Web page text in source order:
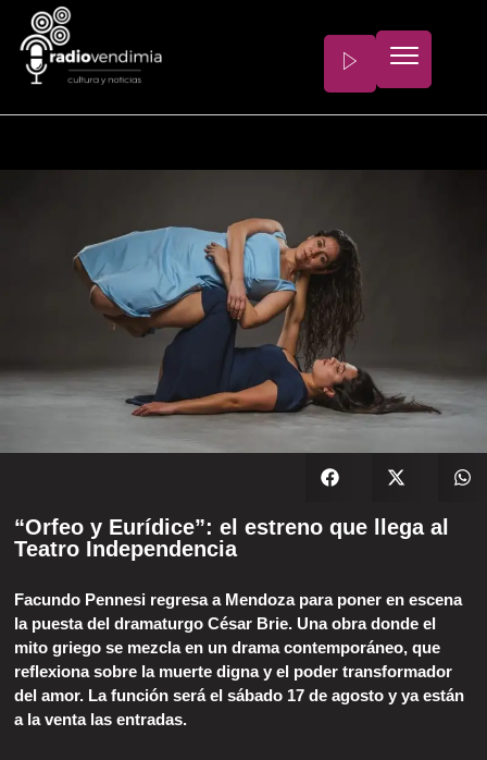
“Orfeo y Eurídice”: el estreno que llega al
Teatro Independencia
Facundo Pennesi regresa a Mendoza para poner en escena
la puesta del dramaturgo César Brie. Una obra donde el
mito griego se mezcla en un drama contemporáneo, que
reflexiona sobre la muerte digna y el poder transformador
del amor. La función será el sábado 17 de agosto y ya están
a la venta las entradas.